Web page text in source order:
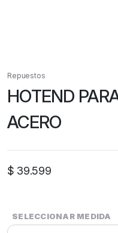
Repuestos
HOTEND
ACERO
$ 39.599
SELECCIONAR MEDIDA